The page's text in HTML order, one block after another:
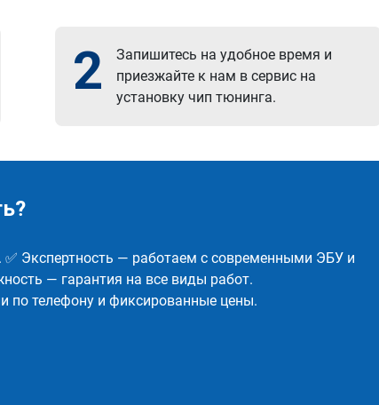
2
Запишитесь на удобное время и
приезжайте к нам в сервис на
установку чип тюнинга.
Экспертность — работаем с современными ЭБУ и
— гарантия на все виды работ.
по телефону и фиксированные цены.